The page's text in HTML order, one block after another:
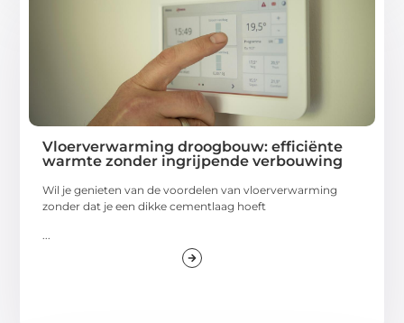
Vloerverwarming droogbouw: efficiënte
warmte zonder ingrijpende verbouwing
Wil je genieten van de voordelen van vloerverwarming
zonder dat je een dikke cementlaag hoeft
...